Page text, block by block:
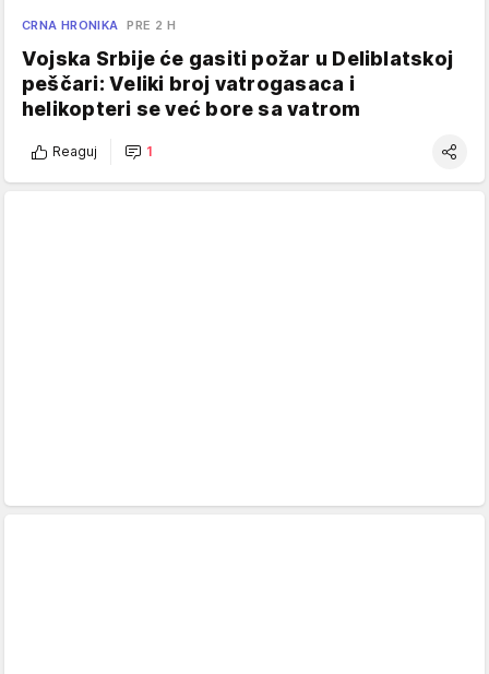
CRNA HRONIKA PRE 2 H
Vojska Srbije će gasiti požar u Deliblatskoj
peščari: Veliki broj vatrogasaca i
helikopteri se već bore sa vatrom
Reaguj 1